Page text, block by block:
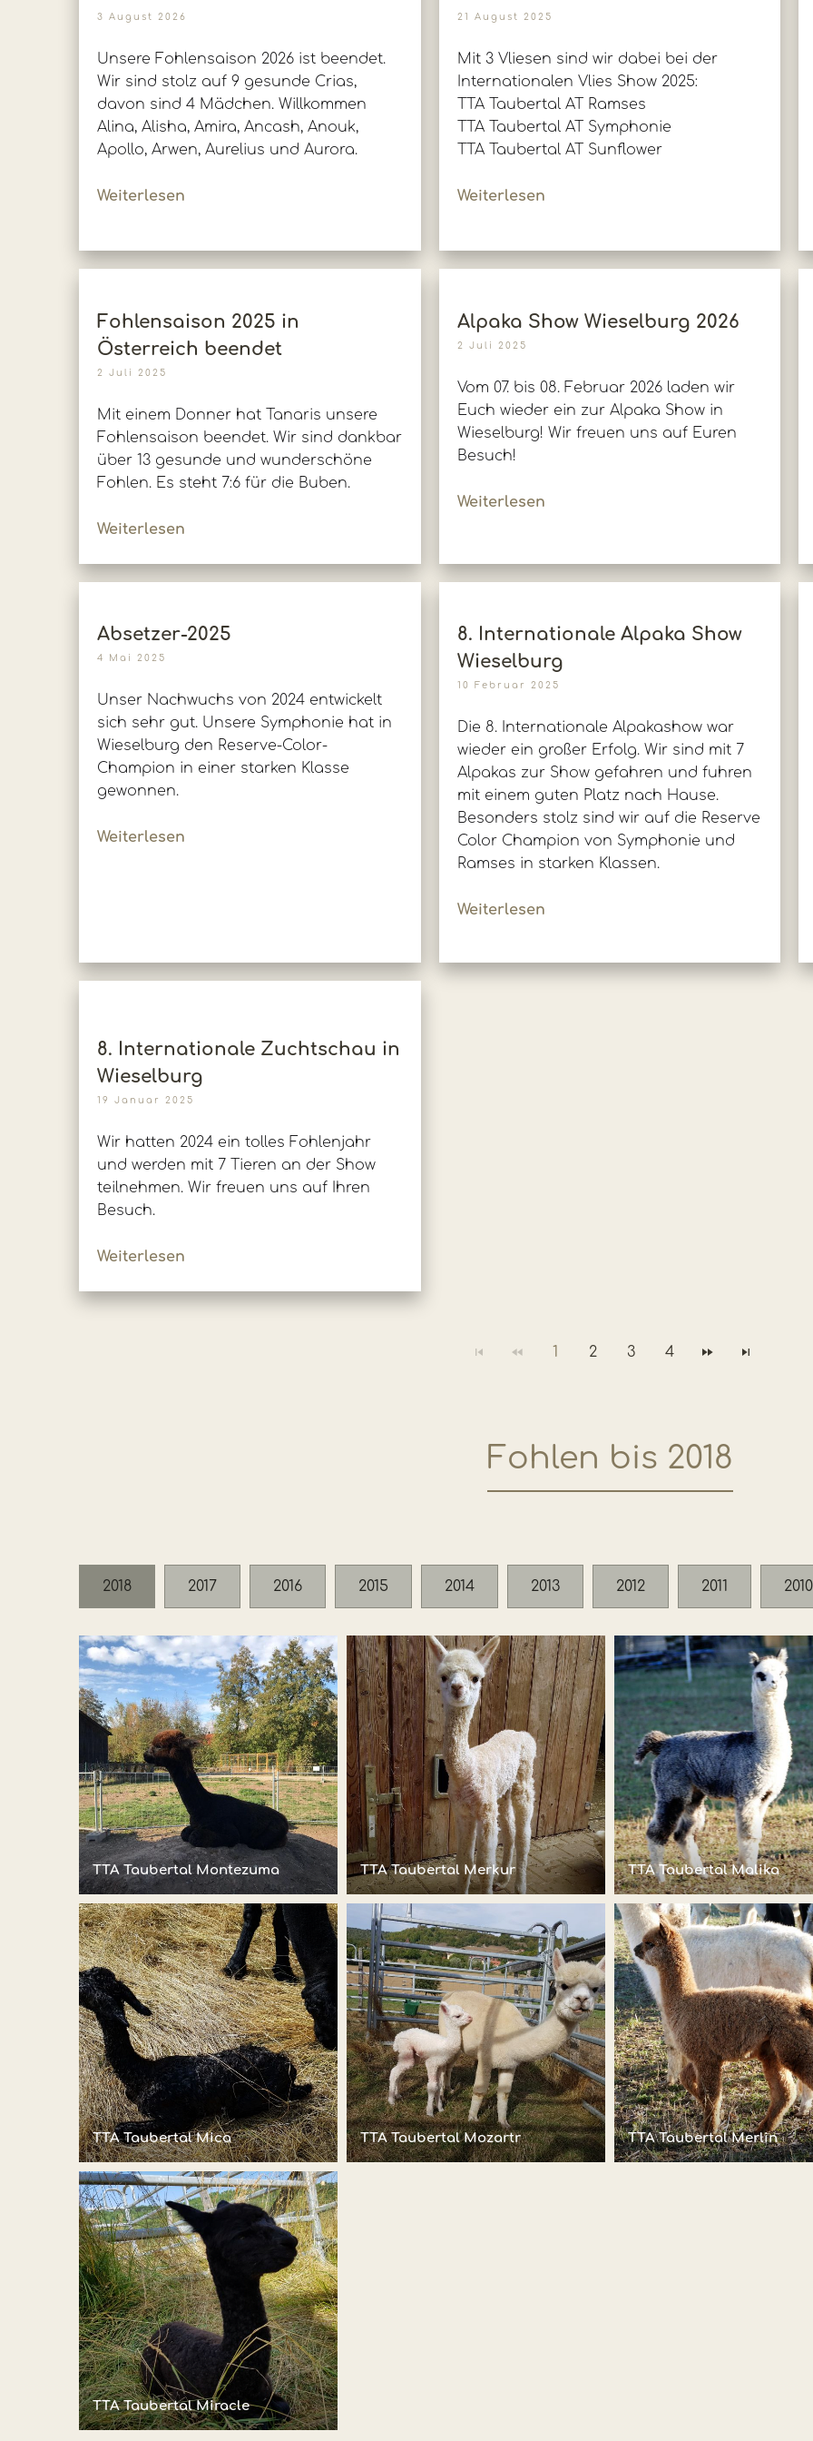
3 August 2026
Unsere Fohlensaison 2026 ist beendet.
Wir sind stolz auf 9 gesunde Crias,
davon sind 4 Mädchen. Willkommen
Alina, Alisha, Amira, Ancash, Anouk,
Apollo, Arwen, Aurelius und Aurora.
Weiterlesen
21 August 2025
Mit 3 Vliesen sind wir dabei bei der
Internationalen Vlies Show 2025:
TTA Taubertal AT Ramses
TTA Taubertal AT Symphonie
TTA Taubertal AT Sunflower
Weiterlesen
Fohlensaison 2025 in
Österreich beendet
2 Juli 2025
Mit einem Donner hat Tanaris unsere
Fohlensaison beendet. Wir sind dankbar
über 13 gesunde und wunderschöne
Fohlen. Es steht 7:6 für die Buben.
Weiterlesen
Alpaka Show Wieselburg 2026
2 Juli 2025
Vom 07. bis 08. Februar 2026 laden wir
Euch wieder ein zur Alpaka Show in
Wieselburg! Wir freuen uns auf Euren
Besuch!
Weiterlesen
Absetzer-2025
4 Mai 2025
Unser Nachwuchs von 2024 entwickelt
sich sehr gut. Unsere Symphonie hat in
Wieselburg den Reserve-Color-
Champion in einer starken Klasse
gewonnen.
Weiterlesen
8. Internationale Alpaka Show
Wieselburg
10 Februar 2025
Die 8. Internationale Alpakashow war
wieder ein großer Erfolg. Wir sind mit 7
Alpakas zur Show gefahren und fuhren
mit einem guten Platz nach Hause.
Besonders stolz sind wir auf die Reserve
Color Champion von Symphonie und
Ramses in starken Klassen.
Weiterlesen
8. Internationale Zuchtschau in
Wieselburg
19 Januar 2025
Wir hatten 2024 ein tolles Fohlenjahr
und werden mit 7 Tieren an der Show
teilnehmen. Wir freuen uns auf Ihren
Besuch.
Weiterlesen
1 2 3 4
Fohlen bis 2018
2018 2017 2016 2015 2014 2013 2012 2011 2010
TTA Taubertal Montezuma TTA Taubertal Merkur TTA Taubertal Malika
TTA Taubertal Mica TTA Taubertal Mozartr TTA Taubertal Merlin
TTA Taubertal Miracle